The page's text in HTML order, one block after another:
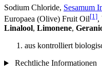
Sodium Chloride, Sesamum
Europaea (Olive) Fruit Oil[1],
Linalool, Limonene,
aus kontrolliert
Rechtliche Informationen